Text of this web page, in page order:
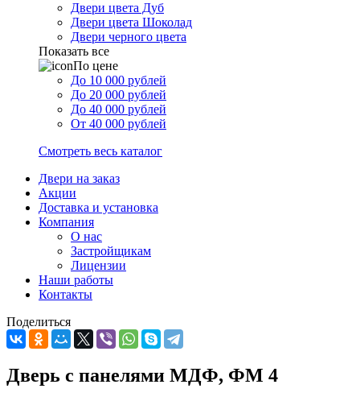
Двери цвета Дуб
Двери цвета Шоколад
Двери черного цвета
Показать все
По цене
До 10 000 рублей
До 20 000 рублей
До 40 000 рублей
От 40 000 рублей
Смотреть весь каталог
Двери на заказ
Акции
Доставка и установка
Компания
О нас
Застройщикам
Лицензии
Наши работы
Контакты
Поделиться
Дверь с панелями МДФ, ФМ 4